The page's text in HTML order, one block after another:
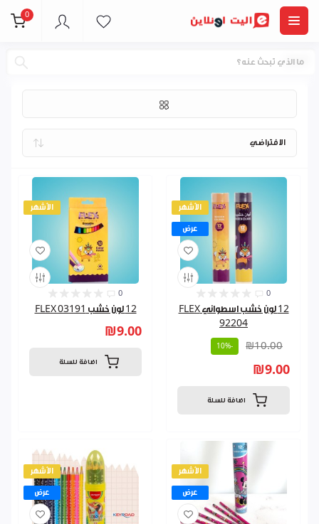
0
الوان
الأشهر
0
12 لون خشب FLEX 03191
₪9.00
اضافة للسلة
الأشهر
عرض
0
12 لون خشب اسطواني FLEX
92204
₪10.00
-10%
₪9.00
اضافة للسلة
الأشهر
عرض
الأشهر
عرض